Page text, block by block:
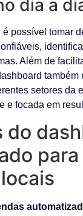
dia a
é possível tomar
Além de
também
setores da
e focada em
do
para